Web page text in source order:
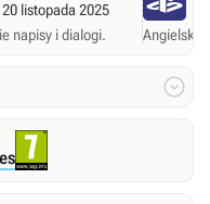
20 listopada 2025
napisy i dialogi.
Angielskie
